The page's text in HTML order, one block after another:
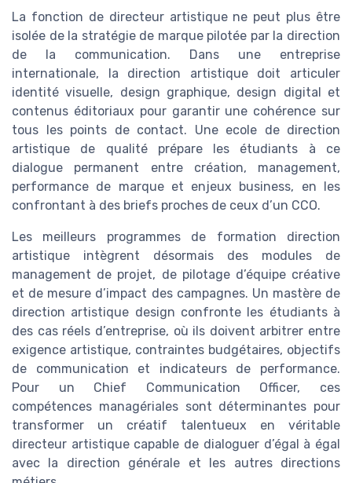
La fonction de directeur artistique ne peut plus être
isolée de la stratégie de marque pilotée par la direction
de la communication. Dans une entreprise
internationale, la direction artistique doit articuler
identité visuelle, design graphique, design digital et
contenus éditoriaux pour garantir une cohérence sur
tous les points de contact. Une ecole de direction
artistique de qualité prépare les étudiants à ce
dialogue permanent entre création, management,
performance de marque et enjeux business, en les
confrontant à des briefs proches de ceux d’un CCO.
Les meilleurs programmes de formation direction
artistique intègrent désormais des modules de
management de projet, de pilotage d’équipe créative
et de mesure d’impact des campagnes. Un mastère de
direction artistique design confronte les étudiants à
des cas réels d’entreprise, où ils doivent arbitrer entre
exigence artistique, contraintes budgétaires, objectifs
de communication et indicateurs de performance.
Pour un Chief Communication Officer, ces
compétences managériales sont déterminantes pour
transformer un créatif talentueux en véritable
directeur artistique capable de dialoguer d’égal à égal
avec la direction générale et les autres directions